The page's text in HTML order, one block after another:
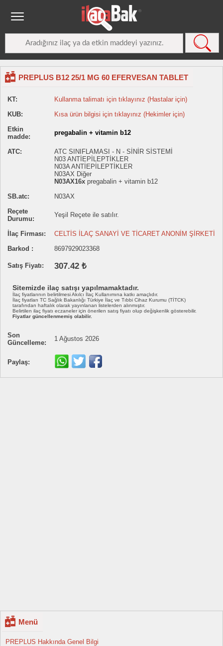
PREPLUS B12 25/1 MG 60 EFERVESAN TABLET
KT:
Kullanma talimatı için tıklayınız (Hastalar için)
KUB:
Kısa ürün bilgisi için tıklayınız (Hekimler için)
Etkin
madde:
pregabalin + vitamin b12
ATC:
ATC SINIFLAMASI - N - SİNİR SİSTEMİ
N03 ANTİEPİLEPTİKLER
N03A ANTİEPİLEPTİKLER
N03AX Diğer
N03AX16x pregabalin + vitamin b12
SB.atc:
N03AX
Reçete
Durumu:
Yeşil Reçete ile satılır.
İlaç Firması:
CELTİS İLAÇ SANAYİ VE TİCARET ANONİM ŞİRKETİ
Barkod :
8697929023368
Satış Fiyatı: 307.42 ₺
Sitemizde ilaç satışı yapılmamaktadır.
İlaç fiyatlarının belirtilmesi Akılcı İlaç Kullanımına katkı amaçlıdır.
İlaç fiyatları TC Sağlık Bakanlığı Türkiye İlaç ve Tıbbi Cihaz Kurumu (TİTCK)
tarafından haftalık olarak yayınlanan listelerden alınmıştır.
Belirtilen ilaç fiyatı eczaneler için önerilen satış fiyatı olup değişkenlik gösterebilir.
Fiyatlar güncellenmemiş olabilir.
Son
Güncelleme:
1 Ağustos 2026
Paylaş:
Menü
PREPLUS Hakkında Genel Bilgi